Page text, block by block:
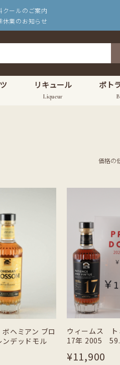
ールのご案内
業のお知らせ
リキュール
Liqueur
ボト
価格の
ヘミアン ブロ
デッドモル
ウィームス ト
17年 2005
¥11,900